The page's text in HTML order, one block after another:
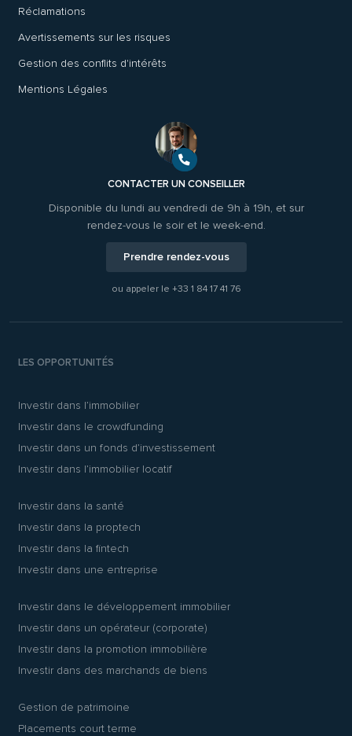
Réclamations
Avertissements sur les risques
Gestion des conflits d'intérêts
Mentions Légales
CONTACTER UN CONSEILLER
Disponible du lundi au vendredi de 9h à 19h, et sur
rendez-vous le soir et le week-end.
Prendre rendez-vous
ou appeler le +33 1 84 17 41 76
LES OPPORTUNITÉS
Investir dans l’immobilier
Investir dans le crowdfunding
Investir dans un fonds d’investissement
Investir dans l’immobilier locatif
Investir dans la santé
Investir dans la proptech
Investir dans la fintech
Investir dans une entreprise
Investir dans le développement immobilier
Investir dans un opérateur (corporate)
Investir dans la promotion immobilière
Investir dans des marchands de biens
Gestion de patrimoine
Placements court terme